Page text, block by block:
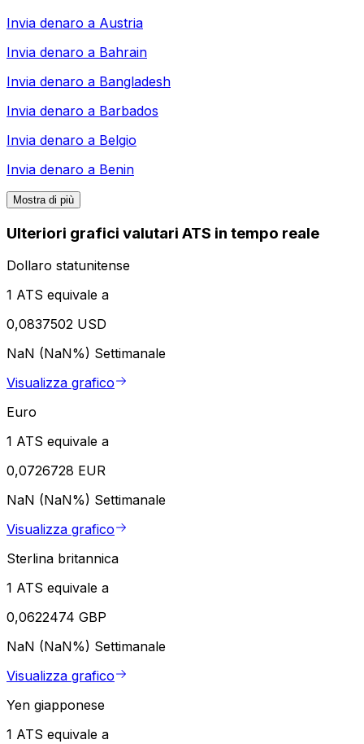
Invia denaro a Austria
Invia denaro a Bahrain
Invia denaro a Bangladesh
Invia denaro a Barbados
Invia denaro a Belgio
Invia denaro a Benin
Mostra di più
Ulteriori grafici valutari ATS in tempo reale
Dollaro statunitense
1 ATS equivale a
0,0837502 USD
NaN (NaN%) Settimanale
Visualizza grafico
Euro
1 ATS equivale a
0,0726728 EUR
NaN (NaN%) Settimanale
Visualizza grafico
Sterlina britannica
1 ATS equivale a
0,0622474 GBP
NaN (NaN%) Settimanale
Visualizza grafico
Yen giapponese
1 ATS equivale a